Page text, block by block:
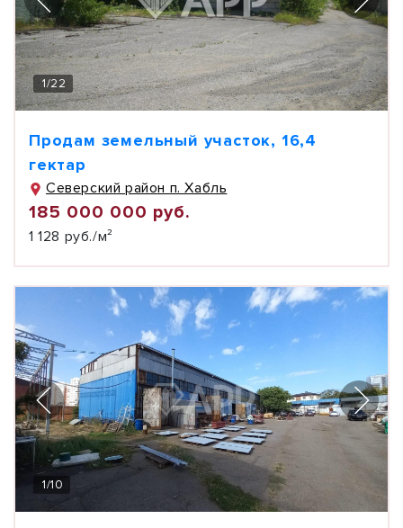
1/22
Продам земельный участок, 16,4
гектар
Северский район п. Хабль
185 000 000 руб.
1 128 руб./м²
1/10